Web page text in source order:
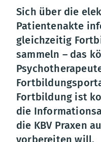
Sich über die
Patientenakte
gleichzeitig
sammeln – das
Fortbildung ist
die
die KBV Praxen
vorbereiten will.